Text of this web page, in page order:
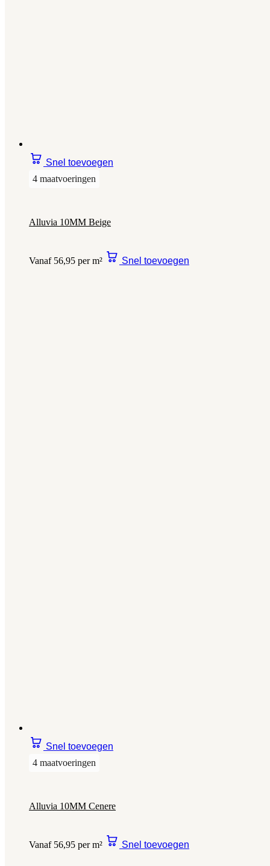
Snel toevoegen
4 maatvoeringen
Alluvia 10MM Beige
Vanaf 56,95 per m² Snel toevoegen
Snel toevoegen
4 maatvoeringen
Alluvia 10MM Cenere
Vanaf 56,95 per m² Snel toevoegen